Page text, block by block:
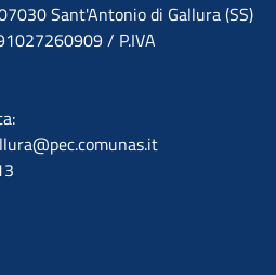
Sant'Antonio di Gallura (SS)
/ P.IVA